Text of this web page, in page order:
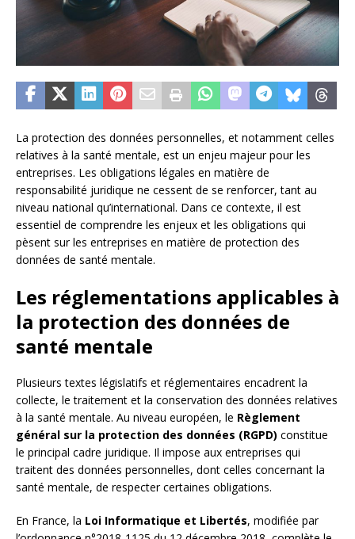
La protection des données personnelles, et notamment celles
relatives à la santé mentale, est un enjeu majeur pour les
entreprises. Les obligations légales en matière de
responsabilité juridique ne cessent de se renforcer, tant au
niveau national qu’international. Dans ce contexte, il est
essentiel de comprendre les enjeux et les obligations qui
pèsent sur les entreprises en matière de protection des
données de santé mentale.
Les réglementations applicables à
la protection des données de
santé mentale
Plusieurs textes législatifs et réglementaires encadrent la
collecte, le traitement et la conservation des données relatives
à la santé mentale. Au niveau européen, le Règlement
général sur la protection des données (RGPD) constitue
le principal cadre juridique. Il impose aux entreprises qui
traitent des données personnelles, dont celles concernant la
santé mentale, de respecter certaines obligations.
En France, la Loi Informatique et Libertés, modifiée par